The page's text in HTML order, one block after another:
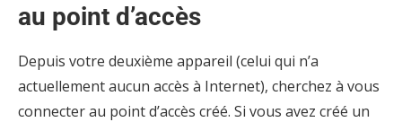
au point d’accès
Depuis votre deuxième appareil (celui qui n’a
actuellement aucun accès à Internet), cherchez à vous
connecter au point d’accès créé. Si vous avez créé un